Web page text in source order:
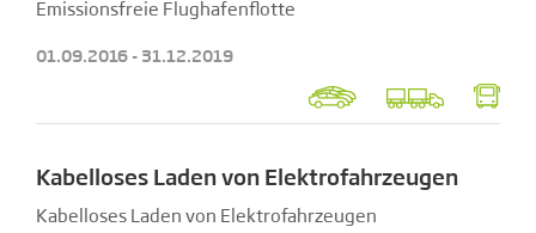
Emissionsfreie Flughafenflotte
01.09.2016 - 31.12.2019
Kabelloses Laden von Elektrofahrzeugen
Kabelloses Laden von Elektrofahrzeugen